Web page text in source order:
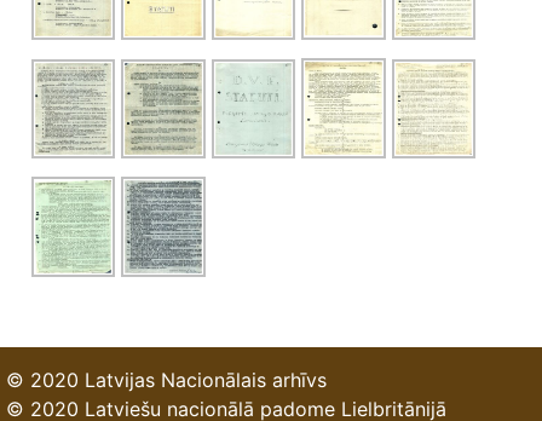
© 2020 Latvijas Nacionālais arhīvs
© 2020 Latviešu nacionālā padome Lielbritānijā